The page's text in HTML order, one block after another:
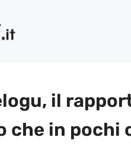
il
che in pochi